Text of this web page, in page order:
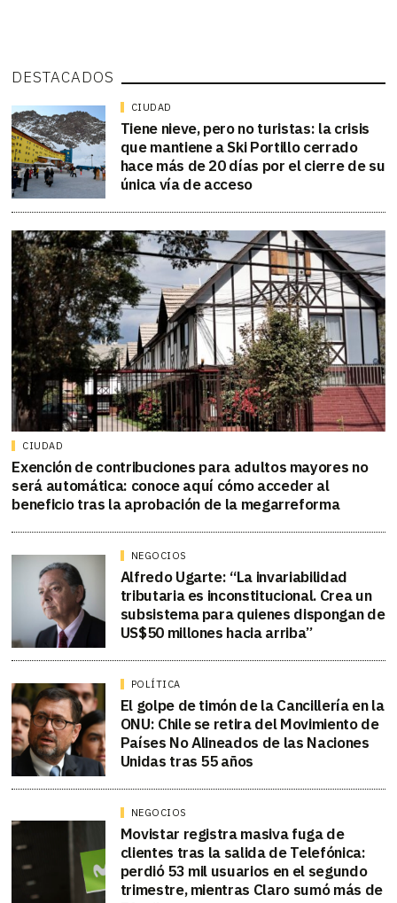
DESTACADOS
CIUDAD
Tiene nieve, pero no turistas: la crisis
que mantiene a Ski Portillo cerrado
hace más de 20 días por el cierre de su
única vía de acceso
CIUDAD
Exención de contribuciones para adultos mayores no
será automática: conoce aquí cómo acceder al
beneficio tras la aprobación de la megarreforma
NEGOCIOS
Alfredo Ugarte: “La invariabilidad
tributaria es inconstitucional. Crea un
subsistema para quienes dispongan de
US$50 millones hacia arriba”
POLÍTICA
El golpe de timón de la Cancillería en la
ONU: Chile se retira del Movimiento de
Países No Alineados de las Naciones
Unidas tras 55 años
NEGOCIOS
Movistar registra masiva fuga de
clientes tras la salida de Telefónica:
perdió 53 mil usuarios en el segundo
trimestre, mientras Claro sumó más de